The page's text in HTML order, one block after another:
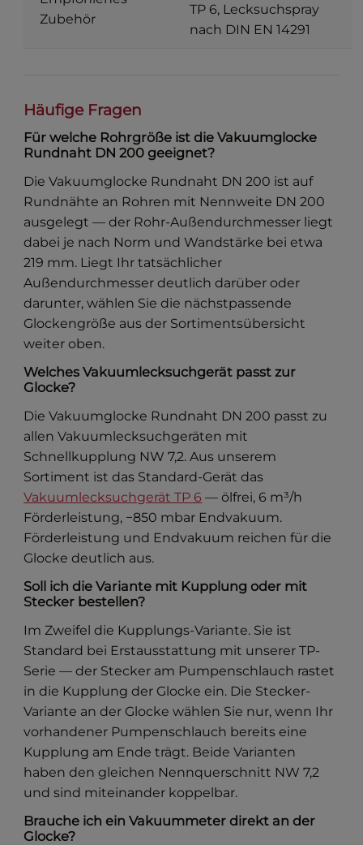
Zubehör
TP 6, Lecksuchspray
nach DIN EN 14291
Häufige Fragen
Für welche Rohrgröße ist die Vakuumglocke
Rundnaht DN 200 geeignet?
Die Vakuumglocke Rundnaht DN 200 ist auf
Rundnähte an Rohren mit Nennweite DN 200
ausgelegt — der Rohr-Außendurchmesser liegt
dabei je nach Norm und Wandstärke bei etwa
219 mm. Liegt Ihr tatsächlicher
Außendurchmesser deutlich darüber oder
darunter, wählen Sie die nächstpassende
Glockengröße aus der Sortimentsübersicht
weiter oben.
Welches Vakuumlecksuchgerät passt zur
Glocke?
Die Vakuumglocke Rundnaht DN 200 passt zu
allen Vakuumlecksuchgeräten mit
Schnellkupplung NW 7,2. Aus unserem
Sortiment ist das Standard-Gerät das
Vakuumlecksuchgerät TP 6 — ölfrei, 6 m³/h
Förderleistung, −850 mbar Endvakuum.
Förderleistung und Endvakuum reichen für die
Glocke deutlich aus.
Soll ich die Variante mit Kupplung oder mit
Stecker bestellen?
Im Zweifel die Kupplungs-Variante. Sie ist
Standard bei Erstausstattung mit unserer TP-
Serie — der Stecker am Pumpenschlauch rastet
in die Kupplung der Glocke ein. Die Stecker-
Variante an der Glocke wählen Sie nur, wenn Ihr
vorhandener Pumpenschlauch bereits eine
Kupplung am Ende trägt. Beide Varianten
haben den gleichen Nennquerschnitt NW 7,2
und sind miteinander koppelbar.
Brauche ich ein Vakuummeter direkt an der
Glocke?